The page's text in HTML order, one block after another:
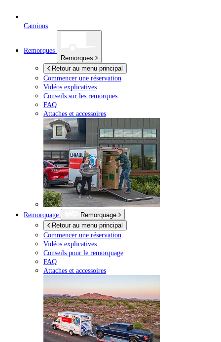
Camions
Remorques
Remorques
Retour au menu principal
Commencer une réservation
Vidéos explicatives
Conseils sur les remorques
FAQ
Attaches et accessoires
Remorquage
Remorquage
Retour au menu principal
Commencer une réservation
Vidéos explicatives
Conseils pour le remorquage
FAQ
Attaches et accessoires